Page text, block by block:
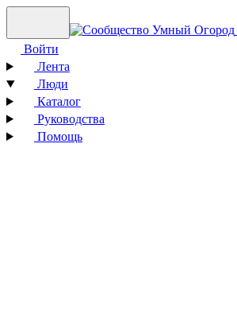
Войти
Лента
Люди
Каталог
Руководства
Помощь